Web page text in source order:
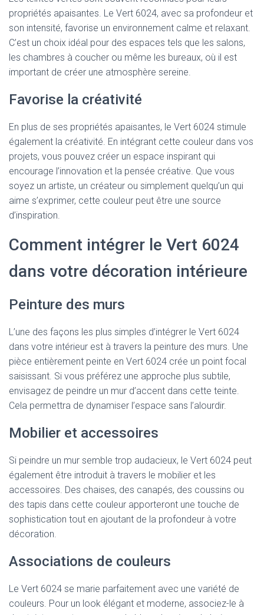
propriétés apaisantes. Le Vert 6024, avec sa profondeur et
son intensité, favorise un environnement calme et relaxant.
C’est un choix idéal pour des espaces tels que les salons,
les chambres à coucher ou même les bureaux, où il est
important de créer une atmosphère sereine.
Favorise la créativité
En plus de ses propriétés apaisantes, le Vert 6024 stimule
également la créativité. En intégrant cette couleur dans vos
projets, vous pouvez créer un espace inspirant qui
encourage l’innovation et la pensée créative. Que vous
soyez un artiste, un créateur ou simplement quelqu’un qui
aime s’exprimer, cette couleur peut être une source
d’inspiration.
Comment intégrer le Vert 6024
dans votre décoration intérieure
Peinture des murs
L’une des façons les plus simples d’intégrer le Vert 6024
dans votre intérieur est à travers la peinture des murs. Une
pièce entièrement peinte en Vert 6024 crée un point focal
saisissant. Si vous préférez une approche plus subtile,
envisagez de peindre un mur d’accent dans cette teinte.
Cela permettra de dynamiser l’espace sans l’alourdir.
Mobilier et accessoires
Si peindre un mur semble trop audacieux, le Vert 6024 peut
également être introduit à travers le mobilier et les
accessoires. Des chaises, des canapés, des coussins ou
des tapis dans cette couleur apporteront une touche de
sophistication tout en ajoutant de la profondeur à votre
décoration.
Associations de couleurs
Le Vert 6024 se marie parfaitement avec une variété de
couleurs. Pour un look élégant et moderne, associez-le à